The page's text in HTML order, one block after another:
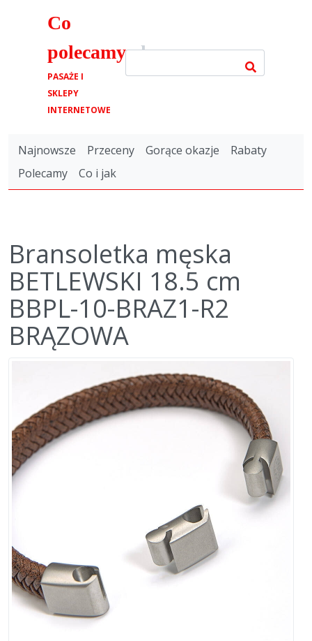
Co
polecamy.pl
PASAŻE I
SKLEPY
INTERNETOWE
Najnowsze Przeceny Gorące okazje
Rabaty
Polecamy
Co i jak
Bransoletka męska
BETLEWSKI 18.5 cm
BBPL-10-BRAZ1-R2
BRĄZOWA